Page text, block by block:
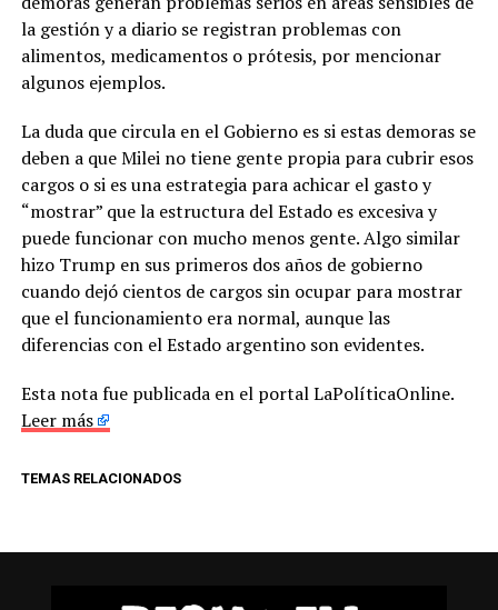
la gestión y a diario se registran problemas con
alimentos, medicamentos o prótesis, por mencionar
algunos ejemplos.
La duda que circula en el Gobierno es si estas demoras se
deben a que Milei no tiene gente propia para cubrir esos
cargos o si es una estrategia para achicar el gasto y
“mostrar” que la estructura del Estado es excesiva y
puede funcionar con mucho menos gente. Algo similar
hizo Trump en sus primeros dos años de gobierno
cuando dejó cientos de cargos sin ocupar para mostrar
que el funcionamiento era normal, aunque las
diferencias con el Estado argentino son evidentes.
Esta nota fue publicada en el portal LaPolíticaOnline.
Leer más
TEMAS RELACIONADOS